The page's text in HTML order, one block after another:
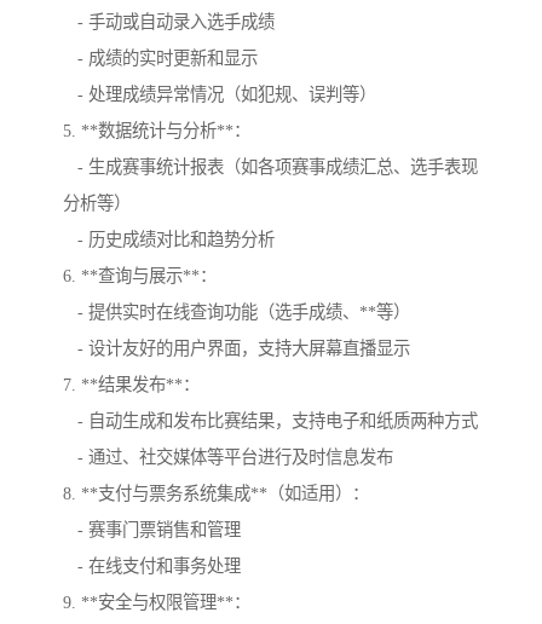
- 手动或自动录入选手成绩
- 成绩的实时更新和显示
- 处理成绩异常情况（如犯规、误判等）
5. **数据统计与分析**：
- 生成赛事统计报表（如各项赛事成绩汇总、选手表现
分析等）
- 历史成绩对比和趋势分析
6. **查询与展示**：
- 提供实时在线查询功能（选手成绩、**等）
- 设计友好的用户界面，支持大屏幕直播显示
7. **结果发布**：
- 自动生成和发布比赛结果，支持电子和纸质两种方式
- 通过、社交媒体等平台进行及时信息发布
8. **支付与票务系统集成**（如适用）：
- 赛事门票销售和管理
- 在线支付和事务处理
9. **安全与权限管理**：